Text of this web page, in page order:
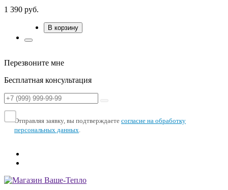
1 390 руб.
В корзину
Перезвоните мне
Бесплатная консультация
Отправляя заявку, вы подтверждаете согласие на обработку
персональных данных